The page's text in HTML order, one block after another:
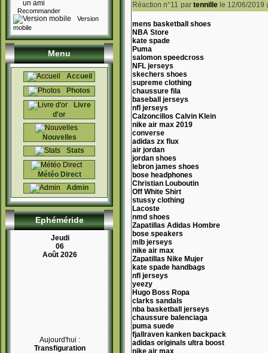
Recommander
Version
mobile
Menu
Accueil
Photos
Livre
d'or
Nouvelles
Stats
Météo Direct
Admin
Ephéméride
Jeudi
06
Août 2026
Aujourd'hui :
Transfiguration
Réaction n°11 par tennille le 12/06/2019
mens basketball shoes
NBA Store
kate spade
Puma
salomon speedcross
NFL jerseys
skechers shoes
supreme clothing
chaussure fila
baseball jerseys
nfl jerseys
Calzoncillos Calvin Klein
nike air max 2019
converse
adidas zx flux
air jordan
jordan shoes
lebron james shoes
bose headphones
Christian Louboutin
Off White Shirt
stussy clothing
Lacoste
nmd shoes
Zapatillas Adidas Hombre
bose speakers
mlb jerseys
nike air max
Zapatillas Nike Mujer
kate spade handbags
nfl jerseys
yeezy
Hugo Boss Ropa
clarks sandals
nba basketball jerseys
chaussure balenciaga
puma suede
fjallraven kanken backpack
adidas originals ultra boost
nike air max